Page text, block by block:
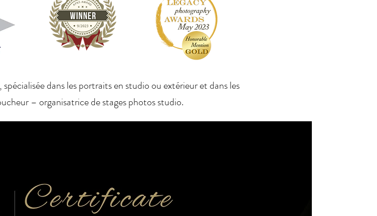
dans les portraits en studio ou extérieur et dans les
– organisatrice de stages photos studio.